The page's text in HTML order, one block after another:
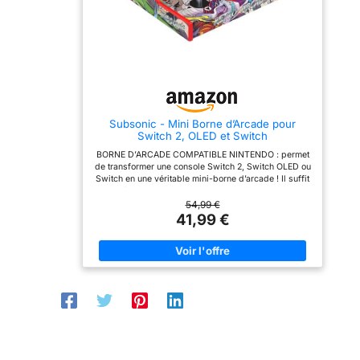
Subsonic - Mini Borne d’Arcade pour
Switch 2, OLED et Switch
BORNE D’ARCADE COMPATIBLE NINTENDO : permet
de transformer une console Switch 2, Switch OLED ou
Switch en une véritable mini-borne d’arcade ! Il suffit
l’adaptateur qui se glisse dans la station d’accueil et
se connecte directement via le port USB-C de celle-
ci. Console Nintendo, accessoires et jeux non inclus
JOYSTICK & BOUTONS D’ACTION : la station
d’accueil est équipée d’un joystick et de 8 boutons
mécaniques pour un contrôle précis et immersif,
optimale pour les jeux de combat ou rétro. Console
Nintendo, accessoires et jeux non inclus CHARGE &
54,99 €
41,99 €